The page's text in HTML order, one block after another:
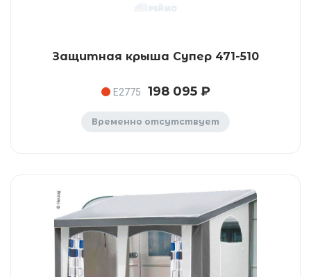
Защитная крыша Супер 471-510
E2775 198 095 ₽
Временно отсутствует